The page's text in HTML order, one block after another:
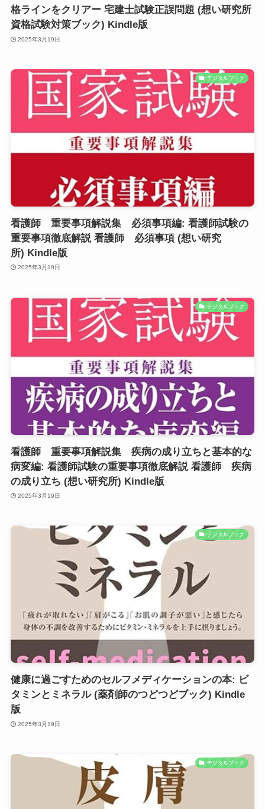
格ラインをクリアー 宅建士試験正誤問題 (想い研究所
資格試験対策ブック) Kindle版
2025年3月19日
デジタルブック
看護師 重要事項解説集 必須事項編: 看護師試験の
重要事項徹底解説 看護師 必須事項 (想い研究
所) Kindle版
2025年3月19日
デジタルブック
看護師 重要事項解説集 疾病の成り立ちと基本的な
病変編: 看護師試験の重要事項徹底解説 看護師 疾病
の成り立ち (想い研究所) Kindle版
2025年3月19日
デジタルブック
健康に過ごすためのセルフメディケーションの本: ビ
タミンとミネラル (薬剤師のつどつどブック) Kindle
版
2025年3月19日
デジタルブック